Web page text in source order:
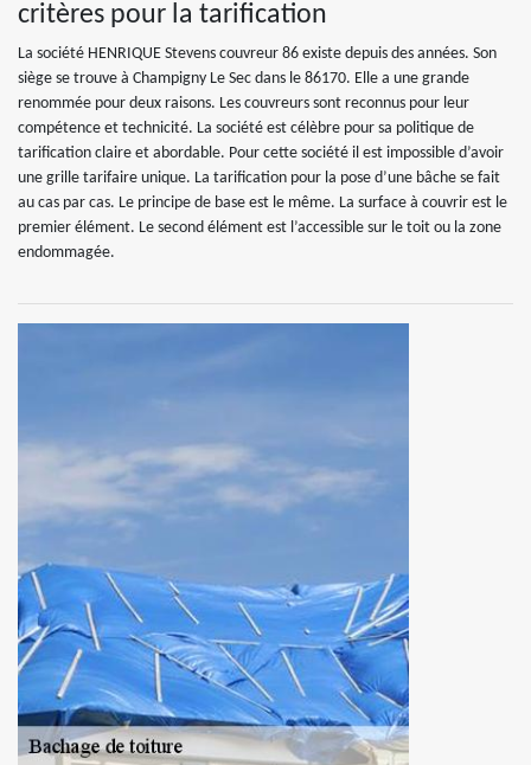
critères pour la tarification
La société HENRIQUE Stevens couvreur 86 existe depuis des années. Son
siège se trouve à Champigny Le Sec dans le 86170. Elle a une grande
renommée pour deux raisons. Les couvreurs sont reconnus pour leur
compétence et technicité. La société est célèbre pour sa politique de
tarification claire et abordable. Pour cette société il est impossible d’avoir
une grille tarifaire unique. La tarification pour la pose d’une bâche se fait
au cas par cas. Le principe de base est le même. La surface à couvrir est le
premier élément. Le second élément est l’accessible sur le toit ou la zone
endommagée.